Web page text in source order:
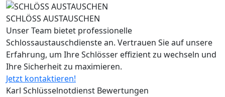
SCHLÖSS AUSTAUSCHEN
Unser Team bietet professionelle
Schlossaustauschdienste an. Vertrauen Sie auf unsere
Erfahrung, um Ihre Schlösser effizient zu wechseln und
Ihre Sicherheit zu maximieren.
Jetzt kontaktieren!
Karl Schlüsselnotdienst Bewertungen